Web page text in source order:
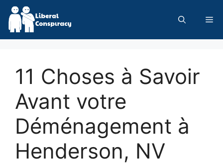
Skip
content
11 Choses à Savoir
Avant votre
Déménagement à
Henderson, NV